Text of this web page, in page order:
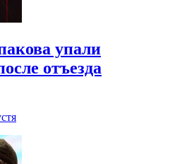
упали
отъезда